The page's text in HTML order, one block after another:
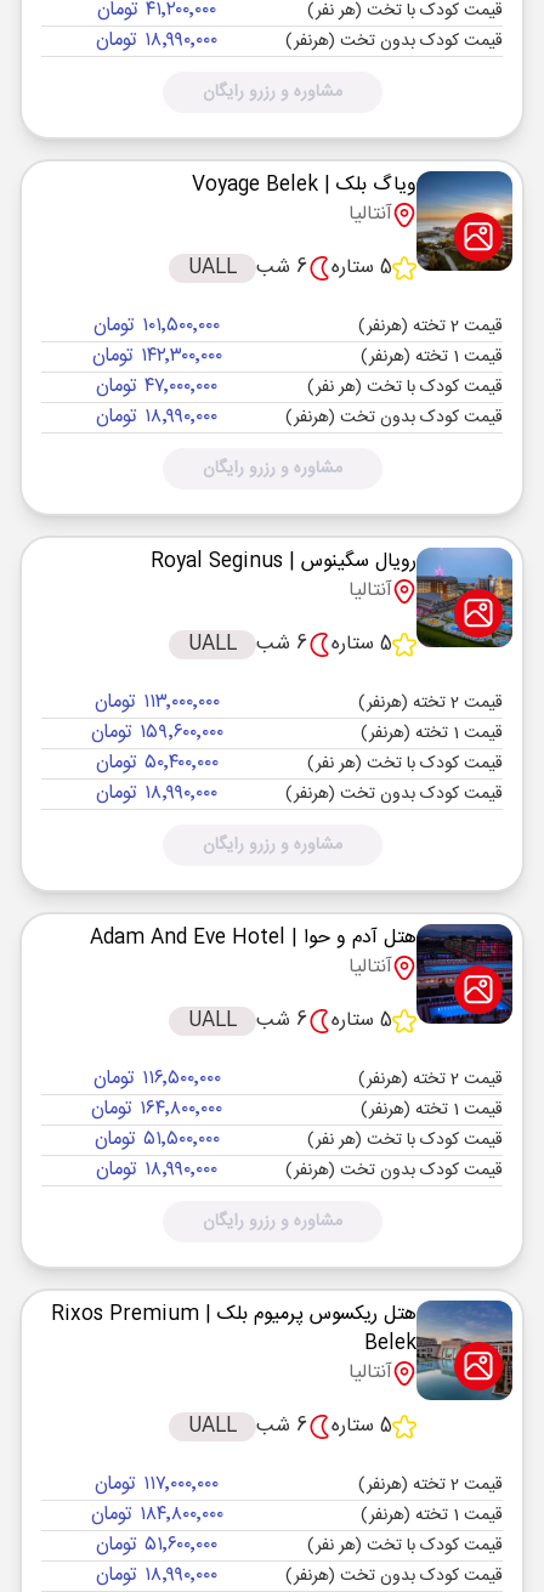
قیمت کودک با تخت (هر نفر) ۴۱٬۲۰۰٬۰۰۰ تومان
قیمت کودک بدون تخت (هرنفر) ۱۸٬۹۹۰٬۰۰۰ تومان
مشاوره و رزرو رایگان
ویاگ بلک | Voyage Belek
آنتالیا
5 ستاره
6 شب UALL
قیمت 2 تخته (هرنفر) ۱۰۱٬۵۰۰٬۰۰۰ تومان
قیمت 1 تخته (هرنفر) ۱۴۲٬۳۰۰٬۰۰۰ تومان
قیمت کودک با تخت (هر نفر) ۴۷٬۰۰۰٬۰۰۰ تومان
قیمت کودک بدون تخت (هرنفر) ۱۸٬۹۹۰٬۰۰۰ تومان
مشاوره و رزرو رایگان
رویال سگینوس | Royal Seginus
آنتالیا
5 ستاره
6 شب UALL
قیمت 2 تخته (هرنفر) ۱۱۳٬۰۰۰٬۰۰۰ تومان
قیمت 1 تخته (هرنفر) ۱۵۹٬۶۰۰٬۰۰۰ تومان
قیمت کودک با تخت (هر نفر) ۵۰٬۴۰۰٬۰۰۰ تومان
قیمت کودک بدون تخت (هرنفر) ۱۸٬۹۹۰٬۰۰۰ تومان
مشاوره و رزرو رایگان
هتل آدم و حوا | Adam And Eve Hotel
آنتالیا
5 ستاره
6 شب UALL
قیمت 2 تخته (هرنفر) ۱۱۶٬۵۰۰٬۰۰۰ تومان
قیمت 1 تخته (هرنفر) ۱۶۴٬۸۰۰٬۰۰۰ تومان
قیمت کودک با تخت (هر نفر) ۵۱٬۵۰۰٬۰۰۰ تومان
قیمت کودک بدون تخت (هرنفر) ۱۸٬۹۹۰٬۰۰۰ تومان
مشاوره و رزرو رایگان
هتل ریکسوس پرمیوم بلک | Rixos Premium
Belek
آنتالیا
5 ستاره
6 شب UALL
قیمت 2 تخته (هرنفر) ۱۱۷٬۰۰۰٬۰۰۰ تومان
قیمت 1 تخته (هرنفر) ۱۸۴٬۸۰۰٬۰۰۰ تومان
قیمت کودک با تخت (هر نفر) ۵۱٬۶۰۰٬۰۰۰ تومان
قیمت کودک بدون تخت (هرنفر) ۱۸٬۹۹۰٬۰۰۰ تومان